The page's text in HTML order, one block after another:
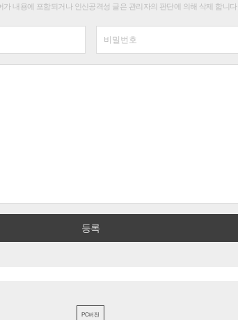
내용에 포함되거나 인신공격성 글은 관리자의 판단에 의해 삭제 합니다.
PC버전